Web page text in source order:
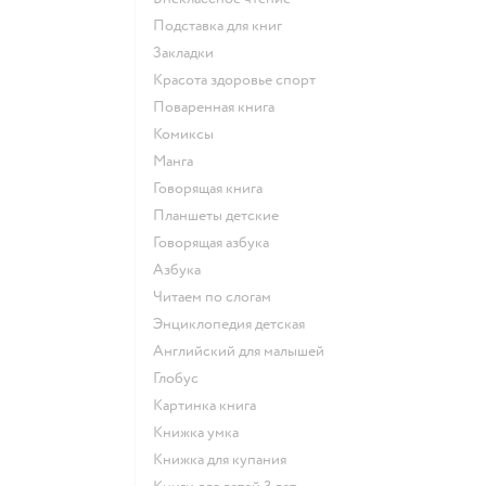
подставка для книг
закладки
красота здоровье спорт
поваренная книга
комиксы
манга
говорящая книга
Планшеты детские
говорящая азбука
азбука
читаем по слогам
энциклопедия детская
английский для малышей
глобус
картинка книга
книжка умка
книжка для купания